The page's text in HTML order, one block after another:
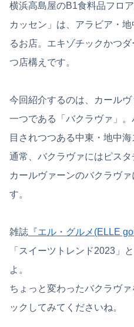
横浜高島屋のB1食料品フロ
カッセン」は、アラビア・
るお店。エキゾチックかつ
つ店構えです。
今回紹介するのは、カール
一つである「バクラヴァ」
目されつつある中東・地中海
通常、バクラヴァにはピスタ
カールヴァーンのバクラヴ
す。
雑誌 『エル・グルメ(ELLE
「スイーツトレンド2023」
よ。
ちょっと変わったバクラヴ
ックしてみてくださいね。